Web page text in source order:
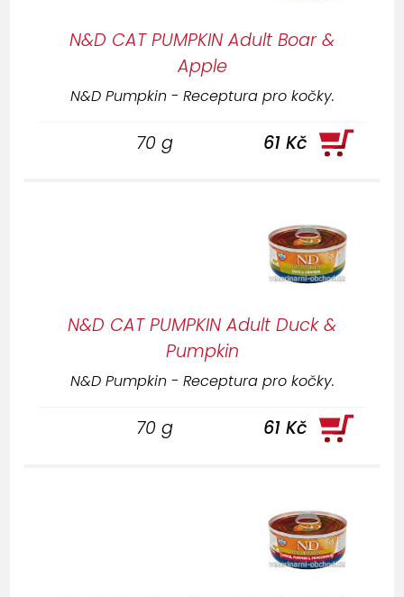
N&D CAT PUMPKIN Adult Boar &
Apple
N&D Pumpkin - Receptura pro kočky.
70 g 61 Kč
N&D CAT PUMPKIN Adult Duck &
Pumpkin
N&D Pumpkin - Receptura pro kočky.
70 g 61 Kč